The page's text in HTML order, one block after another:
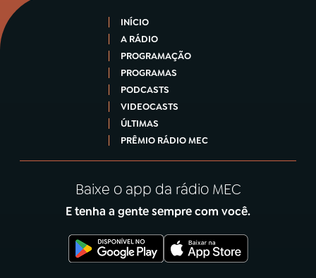
INÍCIO
A RÁDIO
PROGRAMAÇÃO
PROGRAMAS
PODCASTS
VIDEOCASTS
ÚLTIMAS
PRÊMIO RÁDIO MEC
Baixe o app da rádio MEC
E tenha a gente sempre com você.